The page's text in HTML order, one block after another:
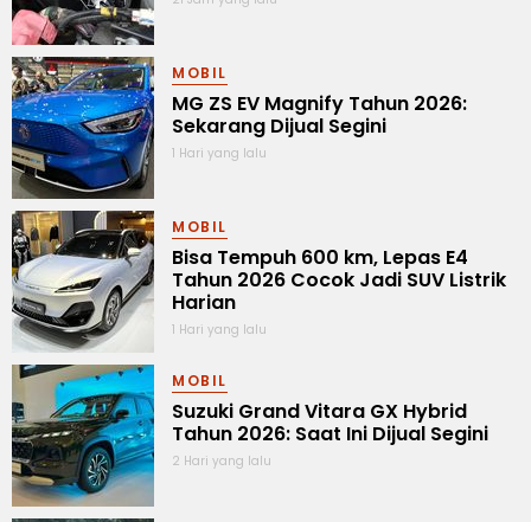
MOBIL
MG ZS EV Magnify Tahun 2026:
Sekarang Dijual Segini
1 Hari yang lalu
MOBIL
Bisa Tempuh 600 km, Lepas E4
Tahun 2026 Cocok Jadi SUV Listrik
Harian
1 Hari yang lalu
MOBIL
Suzuki Grand Vitara GX Hybrid
Tahun 2026: Saat Ini Dijual Segini
2 Hari yang lalu